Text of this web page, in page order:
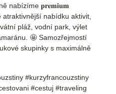
nabízíme 𝐩𝐫𝐞𝐦𝐢𝐮𝐦
nabídku aktivit,
pláž, vodní park, výlet
🤩 Samozřejmostí
skupinky s maximálně
#kurzyfrancouzstiny
#cestuj #traveling